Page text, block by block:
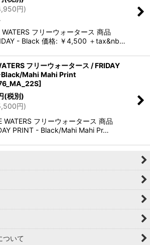
円)
フリーウォータース 商品
- Black 価格: ￥4,500 ＋tax&nb…
フリーウォータース / FRIDAY
Black/Mahi Mahi Print
]
(税別)
円)
フリーウォータース 商品
PRINT - Black/Mahi Mahi Pr…
ついて